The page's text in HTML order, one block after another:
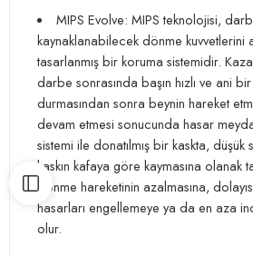
MIPS Evolve: MIPS teknolojisi,
kaynaklanabilecek dönme kuvvetlerini
tasarlanmış bir koruma sistemidir. Kaza
darbe sonrasında başın hızlı ve ani
durmasından sonra beynin hareket
devam etmesi sonucunda hasar
sistemi ile donatılmış bir kaskta, düşük
kaskın kafaya göre kaymasına olanak
dönme hareketinin azalmasına,
hasarları engellemeye ya da en aza
olur.